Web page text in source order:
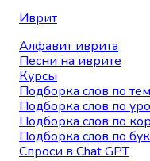
Иврит
Алфавит иврита
Песни на иврите
Курсы
Подборка слов по
Подборка слов по
Подборка слов по
Подборка слов по
Спроси в Chat GPT